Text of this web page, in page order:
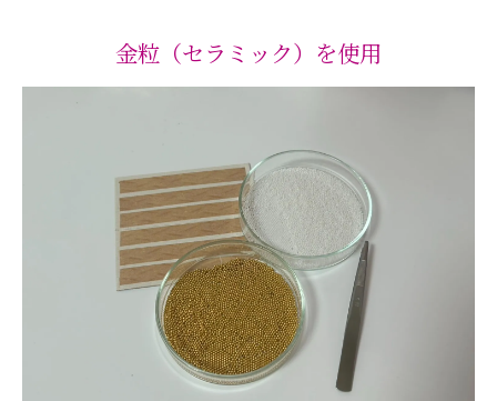
金粒（セラミック）を使用